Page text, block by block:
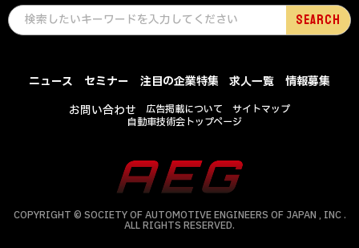
ニュース セミナー 注目の企業特集 求人一覧
情報募集
お問い合わせ
広告掲載について
サイトマップ
自動車技術会トップページ
COPYRIGHT © SOCIETY OF AUTOMOTIVE ENGINEERS OF JAPAN , INC .
ALL RIGHTS RESERVED.